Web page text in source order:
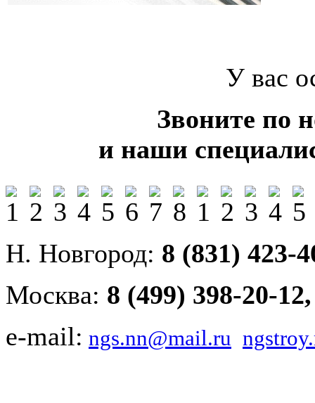
У вас
Звоните по
и наши
Н. Новгород: 8 (831) 423-
Москва: 8 (499) 398-20-
e-mail: ngs.nn@mail.ru